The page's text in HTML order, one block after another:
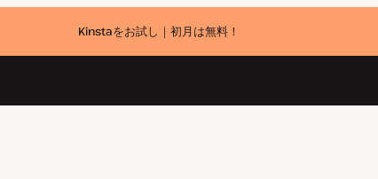
Kinstaをお試し｜初月は無料！